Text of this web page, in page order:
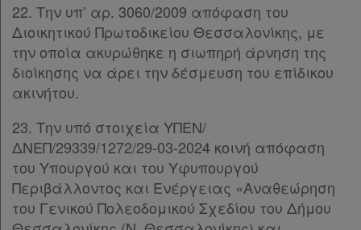
22. Την υπ’ αρ. 3060/2009 απόφαση του
Διοικητικού Πρωτοδικείου Θεσσαλονίκης, με
την οποία ακυρώθηκε η σιωπηρή άρνηση της
διοίκησης να άρει την δέσμευση του επίδικου
ακινήτου.
23. Την υπό στοιχεία ΥΠΕΝ/
ΔΝΕΠ/29339/1272/29-03-2024 κοινή απόφαση
του Υπουργού και του Υφυπουργού
Περιβάλλοντος και Ενέργειας «Αναθεώρηση
του Γενικού Πολεοδομικού Σχεδίου του Δήμου